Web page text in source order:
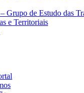
Grupo de Estudo das
e Territoriais